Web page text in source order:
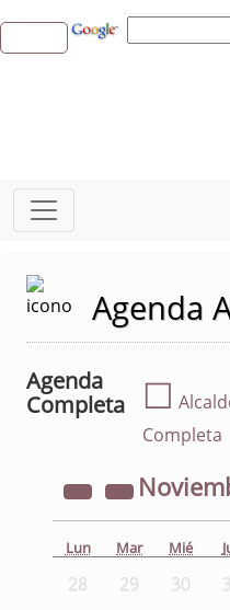
Agenda
Agenda
Completa
☐
Completa
Lun Mar Mié
28 29 30